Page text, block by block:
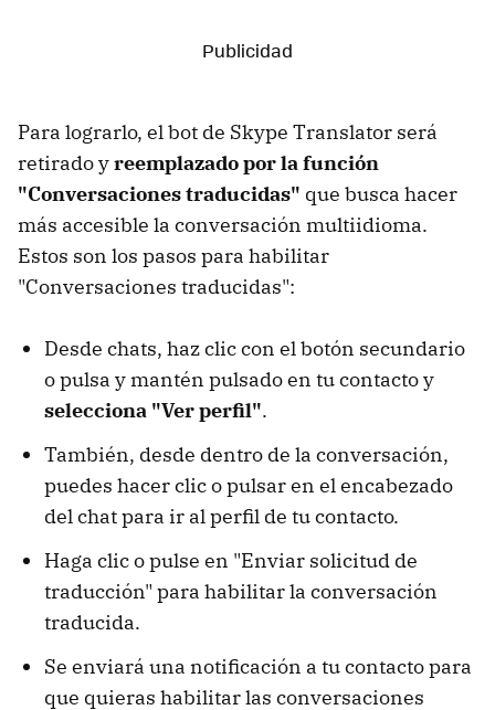
Para lograrlo, el bot de Skype Translator será
retirado yreemplazado por la función
"Conversaciones traducidas" que busca hacer
más accesible la conversación multiidioma.
Estos son los pasos para habilitar
"Conversaciones traducidas":
Desde chats, haz clic con el botón secundario
o pulsa y mantén pulsado en tu contacto y
selecciona "Ver perfil".
También, desde dentro de la conversación,
puedes hacer clic o pulsar en el encabezado
del chat para ir al perfil de tu contacto.
Haga clic o pulse en "Enviar solicitud de
traducción" para habilitar la conversación
traducida.
Se enviará una notificación a tu contacto para
que quieras habilitar las conversaciones